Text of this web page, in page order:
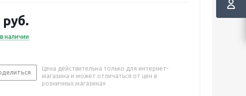
руб.
наличии
Цена действительна только для интернет-
магазина и может отличаться от цен в
розничных магазинах